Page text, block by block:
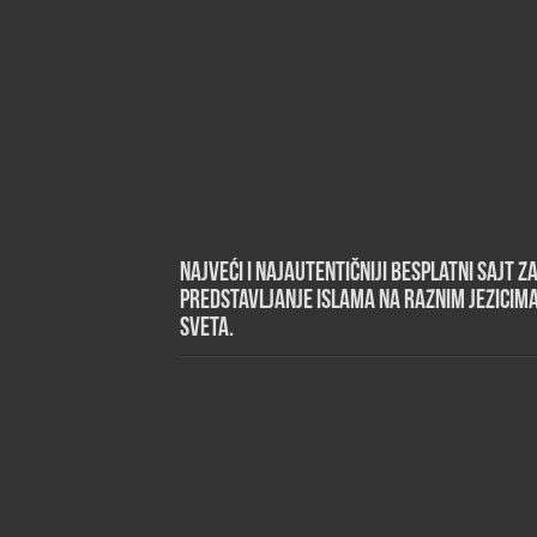
Najveći i najautentičniji besplatni sajt za
predstavljanje islama na raznim
sveta.